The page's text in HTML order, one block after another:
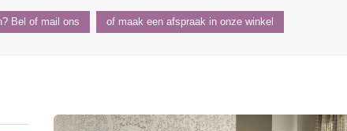
Bel of mail ons of maak een afspraak in onze winkel